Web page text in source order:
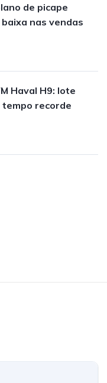
de picape
nas vendas
Haval H9: lote
recorde